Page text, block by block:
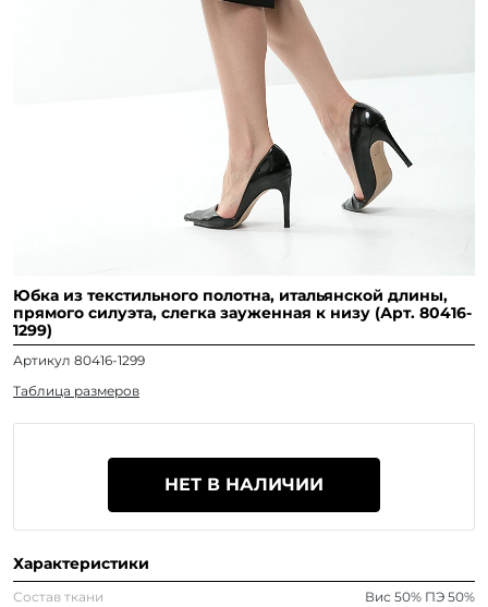
Юбка из текстильного полотна, итальянской длины,
прямого силуэта, слегка зауженная к низу (Арт. 80416-
1299)
Артикул 80416-1299
Таблица размеров
НЕТ В НАЛИЧИИ
Характеристики
Состав ткани Вис 50% ПЭ 50%